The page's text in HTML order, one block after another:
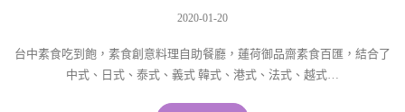
2020-01-20
台中素食吃到飽，素食創意料理自助餐廳，蓮荷御品齋素食百匯，結合了
中式、日式、泰式、義式 韓式、港式、法式、越式…